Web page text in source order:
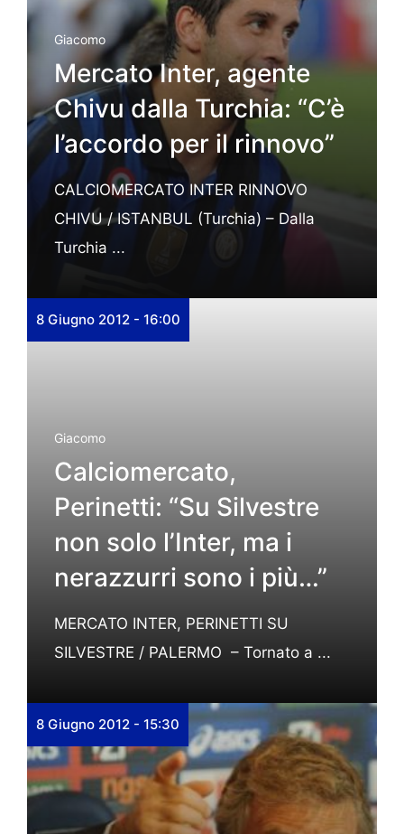
Giacomo
Mercato Inter, agente
Chivu dalla Turchia: “C’è
l’accordo per il rinnovo”
CALCIOMERCATO INTER RINNOVO
CHIVU / ISTANBUL (Turchia) – Dalla
Turchia ...
8 Giugno 2012 - 16:00
Giacomo
Calciomercato,
Perinetti: “Su Silvestre
non solo l’Inter, ma i
nerazzurri sono i più…”
MERCATO INTER, PERINETTI SU
SILVESTRE / PALERMO – Tornato a ...
8 Giugno 2012 - 15:30